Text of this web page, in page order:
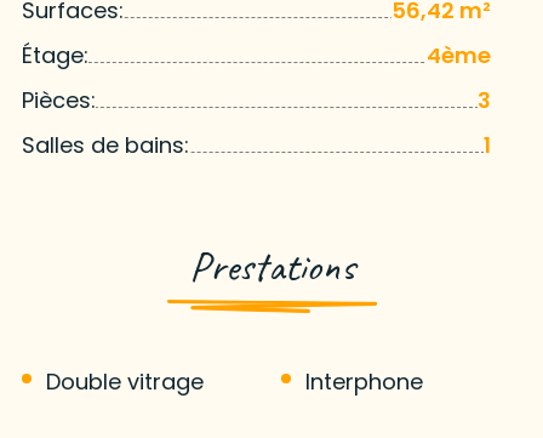
Surfaces:
56,42 m²
Étage:
4ème
Pièces:
3
Salles de bains:
1
Prestations
Double vitrage Interphone